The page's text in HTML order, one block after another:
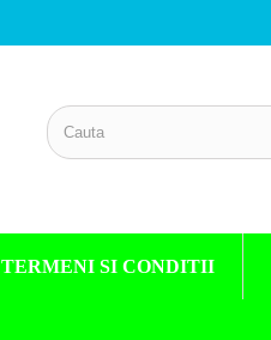
TERMENI SI CONDITII